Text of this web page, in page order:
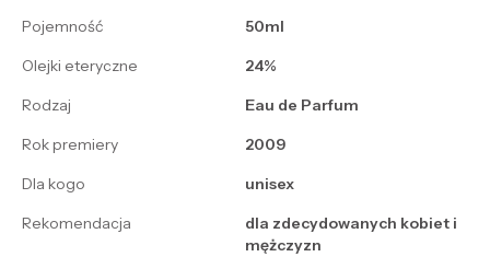
Pojemność
50ml
Olejki eteryczne
24%
Rodzaj
Eau de Parfum
Rok premiery
2009
Dla kogo
unisex
Rekomendacja
dla zdecydowanych kobiet i
mężczyzn